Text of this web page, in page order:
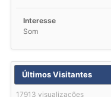
Interesse
Som
Últimos Visitantes
17913 visualizações